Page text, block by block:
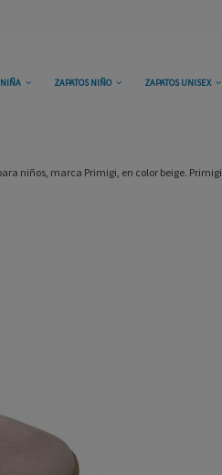
NIÑA ZAPATOS NIÑO ZAPATOS UNISEX
niños, marca Primigi, en color beige. Primigi